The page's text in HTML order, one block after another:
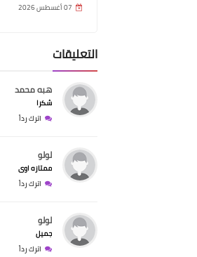
07 أغسطس 2026
التعليقات
هبه محمد
شكرا
اترك رداً
لولو
ممتازه اوى
اترك رداً
لولو
جميل
اترك رداً